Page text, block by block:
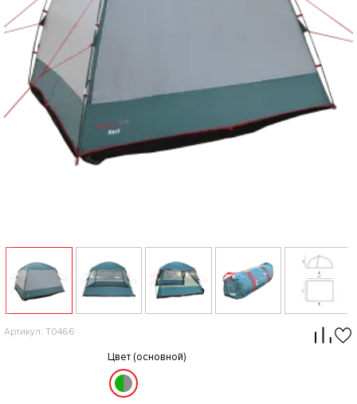
Артикул: T0466
Цвет (основной)